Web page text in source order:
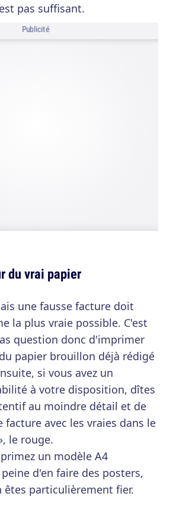
pas suffisant.
Publicité
du vrai papier
une fausse facture doit
la plus vraie possible. C'est
question donc d'imprimer
papier brouillon déjà rédigé
si vous avez un
à votre disposition, dîtes
au moindre détail et de
facture avec les vraies dans le
le rouge.
un modèle A4
d'en faire des posters,
êtes particulièrement fier.